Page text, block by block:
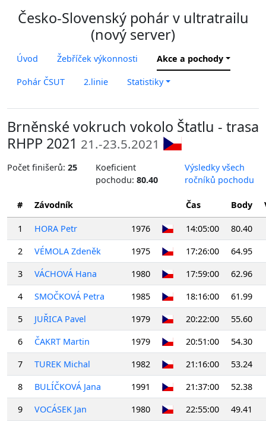
Česko-Slovenský pohár v ultratrailu
(nový server)
Úvod Žebříček výkonnosti Akce a pochody
Pohár ČSUT 2.linie Statistiky
Brněnské vokruch vokolo Štatlu - trasa
RHPP 2021 21.-23.5.2021
Počet finišerů: 25
Koeficient
pochodu:80.40
Výsledky všech
ročníků pochodu
# Závodník Čas Body
1 HORA Petr 1976 14:05:00
80.40
2
VÉMOLA Zdeněk 1975 17:26:00
64.95
3
VÁCHOVÁ Hana 1980 17:59:00
62.96
4
SMOČKOVÁ Petra 1985 18:16:00
61.99
5
JUŘICA Pavel 1979 20:22:00
55.60
6
ČAKRT Martin 1979 20:51:00
54.30
7
TUREK Michal 1982 21:16:00
53.24
8
BULÍČKOVÁ Jana 1991 21:37:00
52.38
9
VOCÁSEK Jan 1980 22:55:00
49.41